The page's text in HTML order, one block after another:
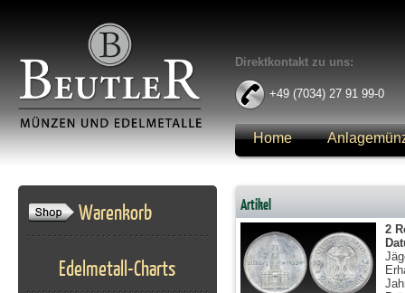
Direktkontakt zu uns:
+49 (7034) 27 91 99-0
Home
Warenkorb
Edelmetall-Charts
Artikel
2